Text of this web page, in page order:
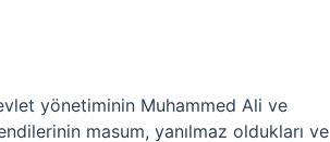
masum, yanılmaz oldukları ve